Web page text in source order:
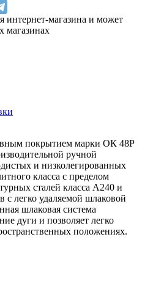
интернет-магазина и может
магазинах
покрытием марки ОК 48Р
ручной
и низколегированных
класса с пределом
сталей класса А240 и
легко удаляемой шлаковой
шлаковая система
дуги и позволяет легко
положениях.